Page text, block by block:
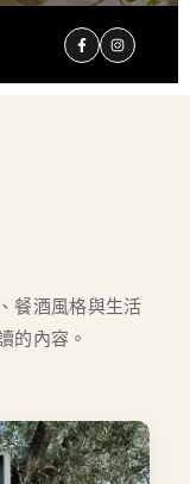
餐酒風格與生活
的內容。